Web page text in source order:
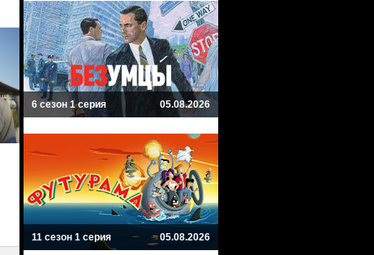
6 сезон 1 серия 05.08.2026
11 сезон 1 серия 05.08.2026